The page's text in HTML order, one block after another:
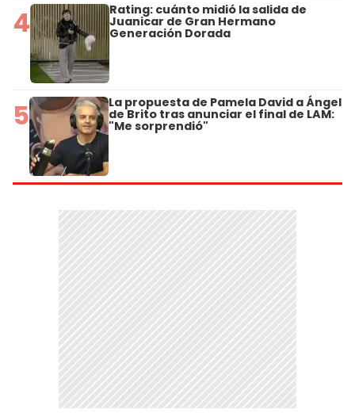
4 Rating: cuánto midió la salida de
Juanicar de Gran Hermano
Generación Dorada
5 La propuesta de Pamela David a Ángel
de Brito tras anunciar el final de LAM:
"Me sorprendió"